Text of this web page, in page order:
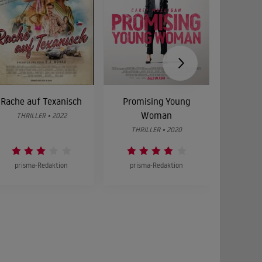
Rache auf Texanisch
THRILLER • 2022
prisma-Redaktion
Promising Young
Woman
THRILLER • 2020
prisma-Redaktion